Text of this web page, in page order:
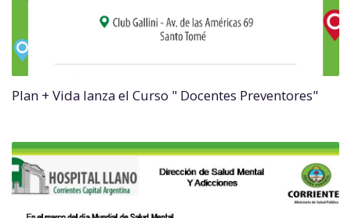
Plan + Vida lanza el Curso " Docentes Preventores"